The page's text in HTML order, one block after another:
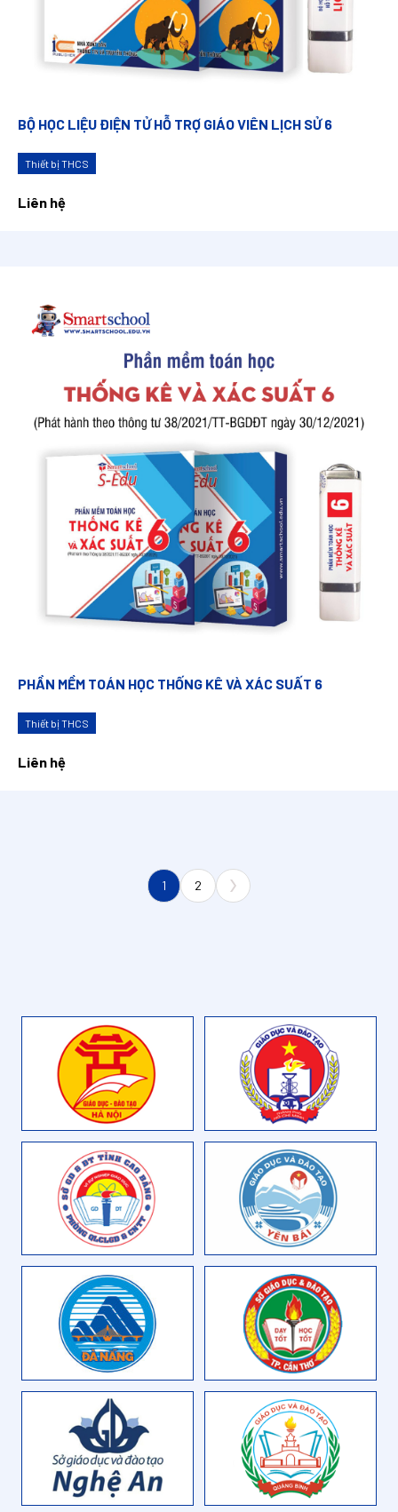
BỘ HỌC LIỆU ĐIỆN TỬ HỖ TRỢ GIÁO VIÊN LỊCH SỬ 6
Thiết bị THCS
Liên hệ
PHẦN MỀM TOÁN HỌC THỐNG KÊ VÀ XÁC SUẤT 6
Thiết bị THCS
Liên hệ
1 2